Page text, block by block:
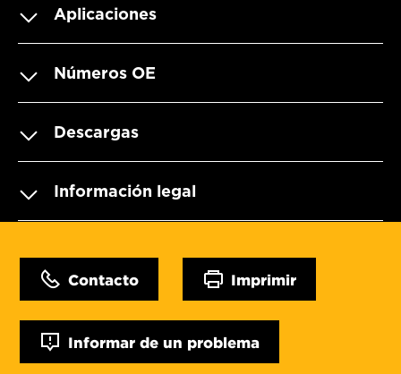
Aplicaciones
Números OE
Descargas
Información legal
Contacto Imprimir
Informar de un problema